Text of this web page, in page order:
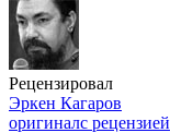
Рецензировал
Эркен Кагаров
оригиналс рецензией